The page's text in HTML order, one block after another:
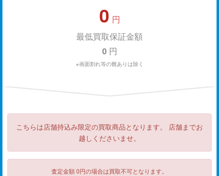
0 円
最低買取保証金額
0円
※画面割れ等の難ありは除く
こちらは店舗持込み限定の買取商品となります。 店舗までお
越しくださいませ。
査定金額 0円の場合は買取不可となります。